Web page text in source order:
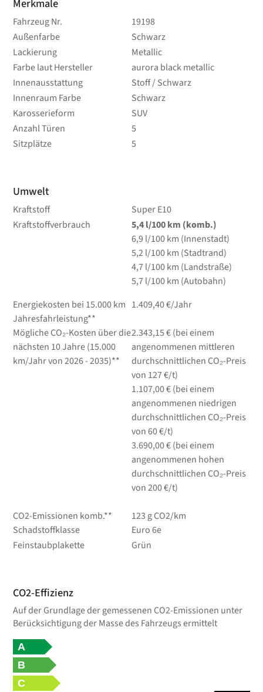
Merkmale
Fahrzeug Nr.
19198
Außenfarbe
Schwarz
Lackierung
Metallic
Farbe laut Hersteller
aurora black metallic
Innenausstattung
Stoff / Schwarz
Innenraum Farbe
Schwarz
Karosserieform
SUV
Anzahl Türen
5
Sitzplätze
5
Umwelt
Kraftstoff
Super E10
Kraftstoffverbrauch
5,4l/100 km (komb.)
6,9l/100 km (Innenstadt)
5,2l/100 km (Stadtrand)
4,7l/100 km (Landstraße)
5,7l/100 km (Autobahn)
Energiekosten bei 15.000 km
Jahresfahrleistung**
1.409,40 €/Jahr
Mögliche CO₂-Kosten über die
nächsten 10 Jahre (15.000
km/Jahr von 2026 - 2035)**
2.343,15 € (bei einem
angenommenen mittleren
durchschnittlichen CO₂-Preis
von 127 €/t)
1.107,00 € (bei einem
angenommenen niedrigen
durchschnittlichen CO₂-Preis
von 60 €/t)
3.690,00 € (bei einem
angenommenen hohen
durchschnittlichen CO₂-Preis
von 200 €/t)
CO2-Emissionen komb.**
123 g CO2/km
Schadstoffklasse
Euro 6e
Feinstaubplakette
Grün
CO2-Effizienz
Auf der Grundlage der gemessenen CO2-Emissionen unter
Berücksichtigung der Masse des Fahrzeugs ermittelt
A
B
C